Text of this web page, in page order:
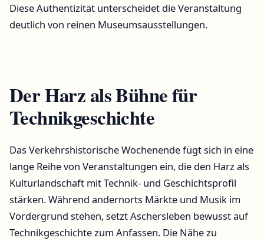
Diese Authentizität unterscheidet die Veranstaltung
deutlich von reinen Museumsausstellungen.
Der Harz als Bühne für
Technikgeschichte
Das Verkehrshistorische Wochenende fügt sich in eine
lange Reihe von Veranstaltungen ein, die den Harz als
Kulturlandschaft mit Technik- und Geschichtsprofil
stärken. Während andernorts Märkte und Musik im
Vordergrund stehen, setzt Aschersleben bewusst auf
Technikgeschichte zum Anfassen. Die Nähe zu